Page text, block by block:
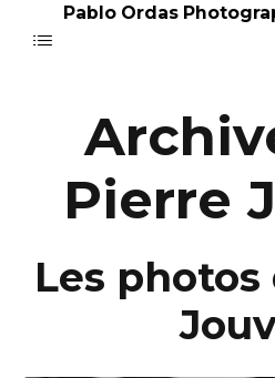
Pablo Ordas
Pierre
Les